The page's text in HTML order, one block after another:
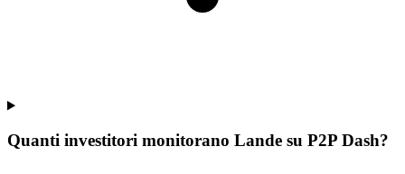
Quanti investitori monitorano Lande su P2P Dash?